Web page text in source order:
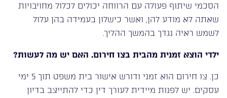
הסכמי שיתוף פעולה עם הרווחה יכולים לכלול מחויבויות
שאתה לא מודע להן, ואשר כישלון בעמידה בהן עלול
לשמש ראיה נגדך בהמשך ההליך.
ילדי הוצא זמנית מהבית בצו חירום. האם יש מה לעשות?
כן. צו חירום הוא זמני ודורש אישור בית משפט תוך 5 ימי
עסקים. יש לפנות מיידית לעורך דין כדי להתייצב בדיון